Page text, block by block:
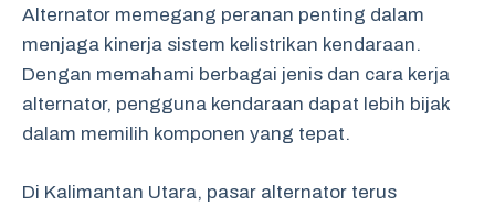
Alternator memegang peranan penting dalam
menjaga kinerja sistem kelistrikan kendaraan.
Dengan memahami berbagai jenis dan cara kerja
alternator, pengguna kendaraan dapat lebih bijak
dalam memilih komponen yang tepat.
Di Kalimantan Utara, pasar alternator terus